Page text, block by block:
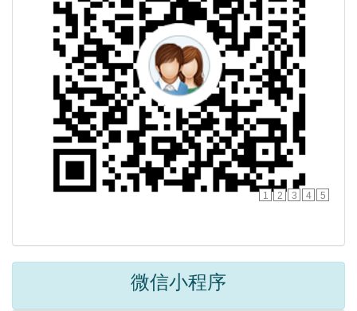
1 2 3 4 5
微信小程序